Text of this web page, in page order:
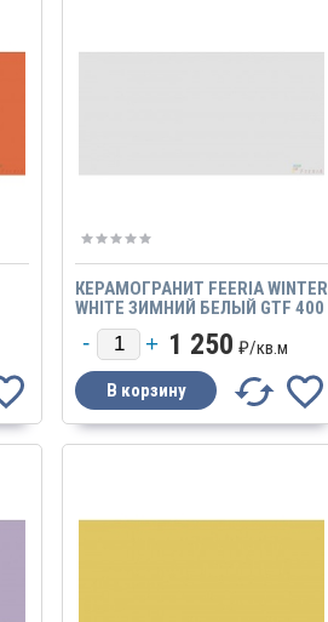
КЕРАМОГРАНИТ FEERIA WINTER
WHITE ЗИМНИЙ БЕЛЫЙ GTF 400
600Х600 МАТОВЫЙ
1 250 ₽/кв.м